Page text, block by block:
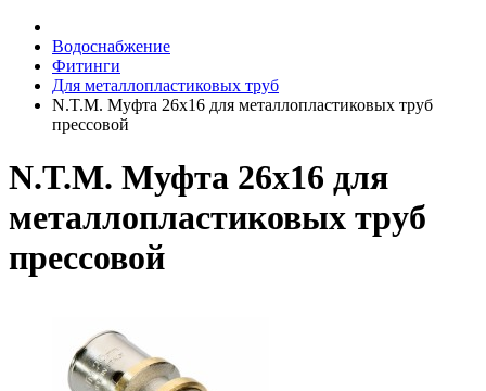
Водоснабжение
Фитинги
Для металлопластиковых труб
N.T.M. Муфта 26x16 для металлопластиковых труб
прессовой
N.T.M. Муфта 26x16 для
металлопластиковых труб
прессовой